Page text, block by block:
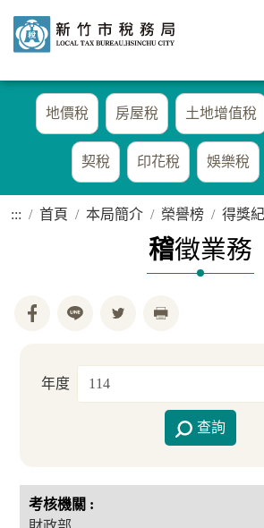
地價稅 房屋稅 土地增值稅
契稅 印花稅 娛樂稅
::: 首頁 本局簡介 榮譽榜 得獎
稽徵業務
年度
查詢